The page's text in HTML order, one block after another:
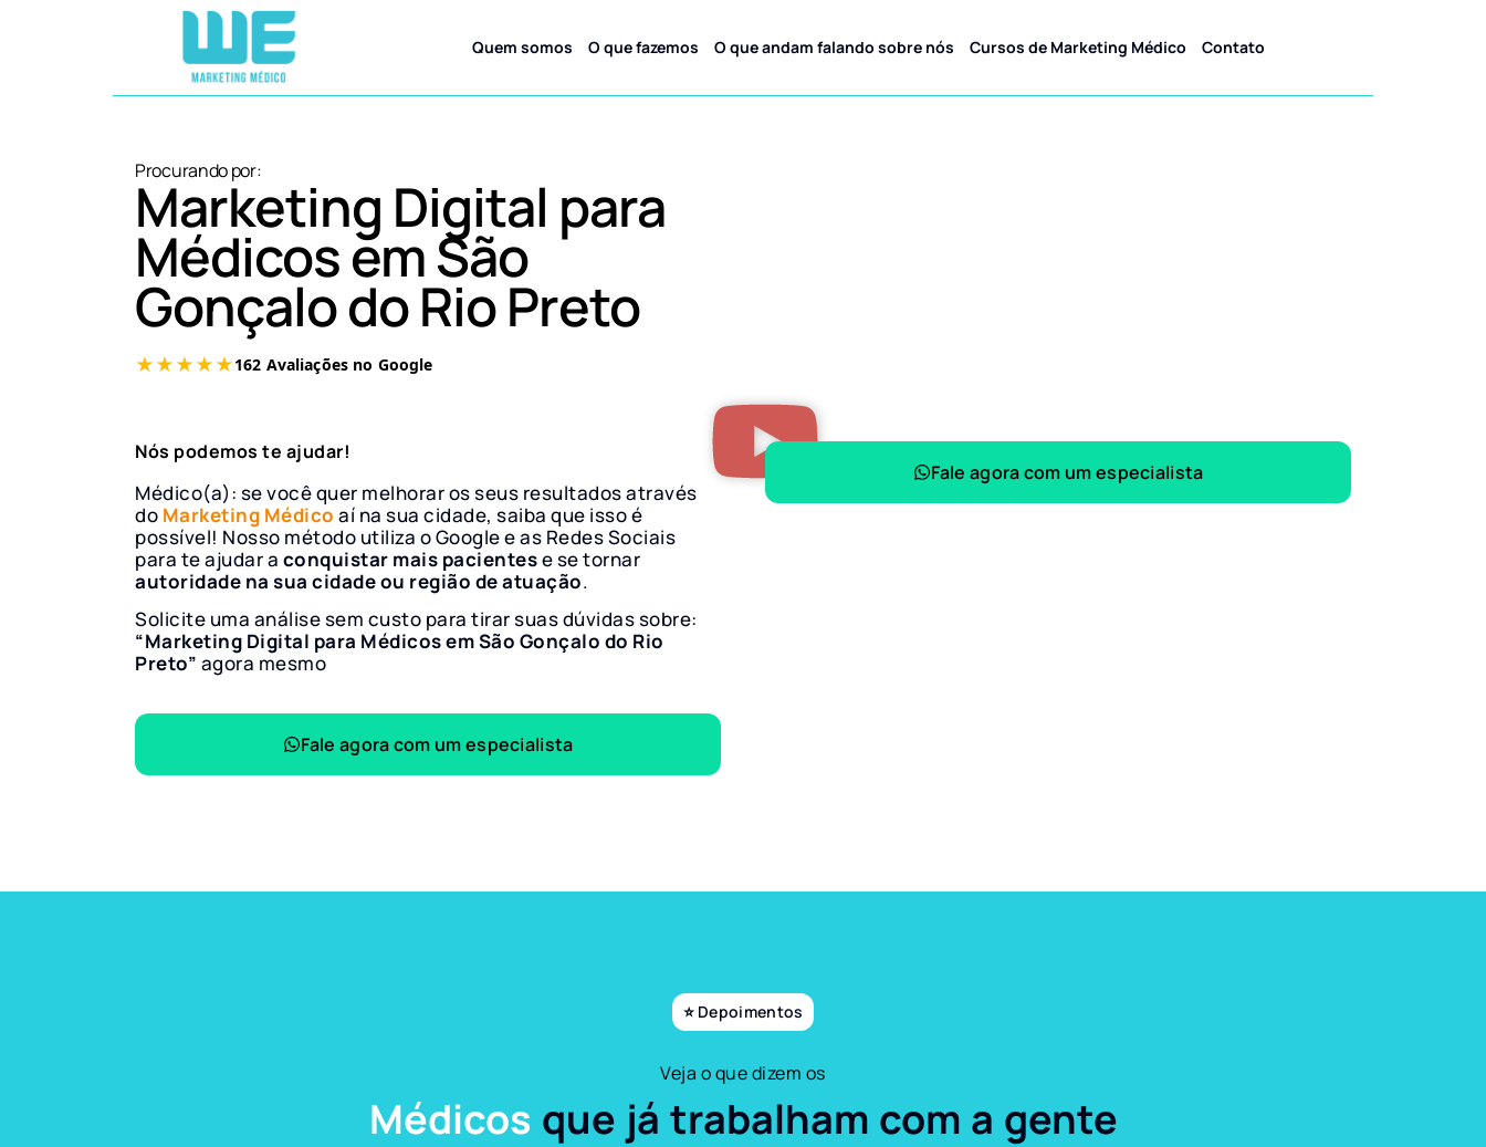
Quem somos O que fazemos O que andam falando sobre nós Cursos de Marketing Médico Contato
Procurando por:
Marketing Digital para
Médicos em São
Gonçalo do Rio Preto
Nós podemos te ajudar!
Médico(a): se você quer melhorar os seus resultados através
do Marketing Médico aí na sua cidade, saiba que isso é
possível! Nosso método utiliza o Google e as Redes Sociais
para te ajudar a conquistar mais pacientese se tornar
autoridade na sua cidade ou região de atuação.
Solicite uma análise sem custo para tirar suas dúvidas sobre:
“Marketing Digital para Médicos em São Gonçalo do Rio
Preto” agora mesmo
Fale agora com um especialista
Fale agora com um especialista
⭐ Depoimentos
Veja o que dizem os
Médicos que já trabalham com a gente